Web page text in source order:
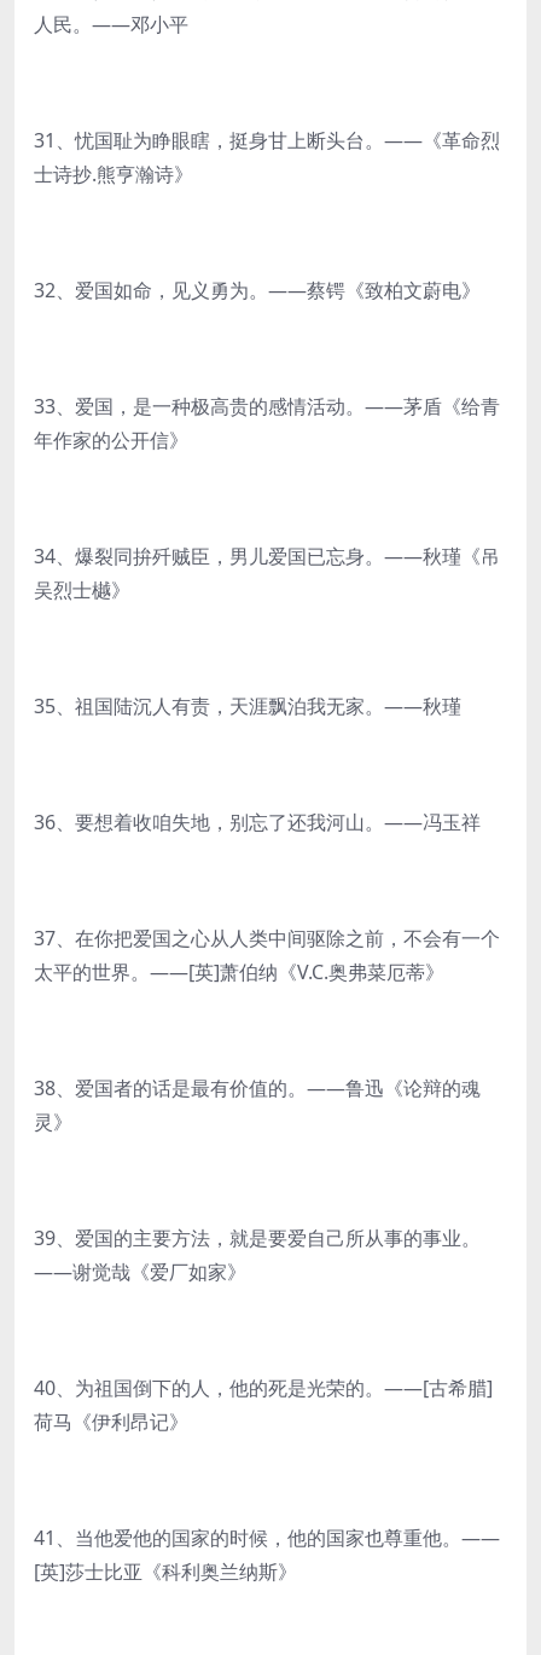
人民。——邓小平
31、忧国耻为睁眼瞎，挺身甘上断头台。——《革命烈
士诗抄.熊亨瀚诗》
32、爱国如命，见义勇为。——蔡锷《致柏文蔚电》
33、爱国，是一种极高贵的感情活动。——茅盾《给青
年作家的公开信》
34、爆裂同拚歼贼臣，男儿爱国已忘身。——秋瑾《吊
吴烈士樾》
35、祖国陆沉人有责，天涯飘泊我无家。——秋瑾
36、要想着收咱失地，别忘了还我河山。——冯玉祥
37、在你把爱国之心从人类中间驱除之前，不会有一个
太平的世界。——[英]萧伯纳《V.C.奥弗菜厄蒂》
38、爱国者的话是最有价值的。——鲁迅《论辩的魂
灵》
39、爱国的主要方法，就是要爱自己所从事的事业。
——谢觉哉《爱厂如家》
40、为祖国倒下的人，他的死是光荣的。——[古希腊]
荷马《伊利昂记》
41、当他爱他的国家的时候，他的国家也尊重他。——
[英]莎士比亚《科利奥兰纳斯》